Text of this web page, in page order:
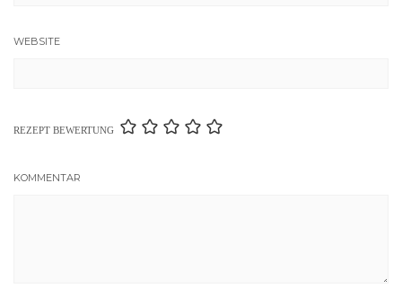
WEBSITE
REZEPT BEWERTUNG
KOMMENTAR